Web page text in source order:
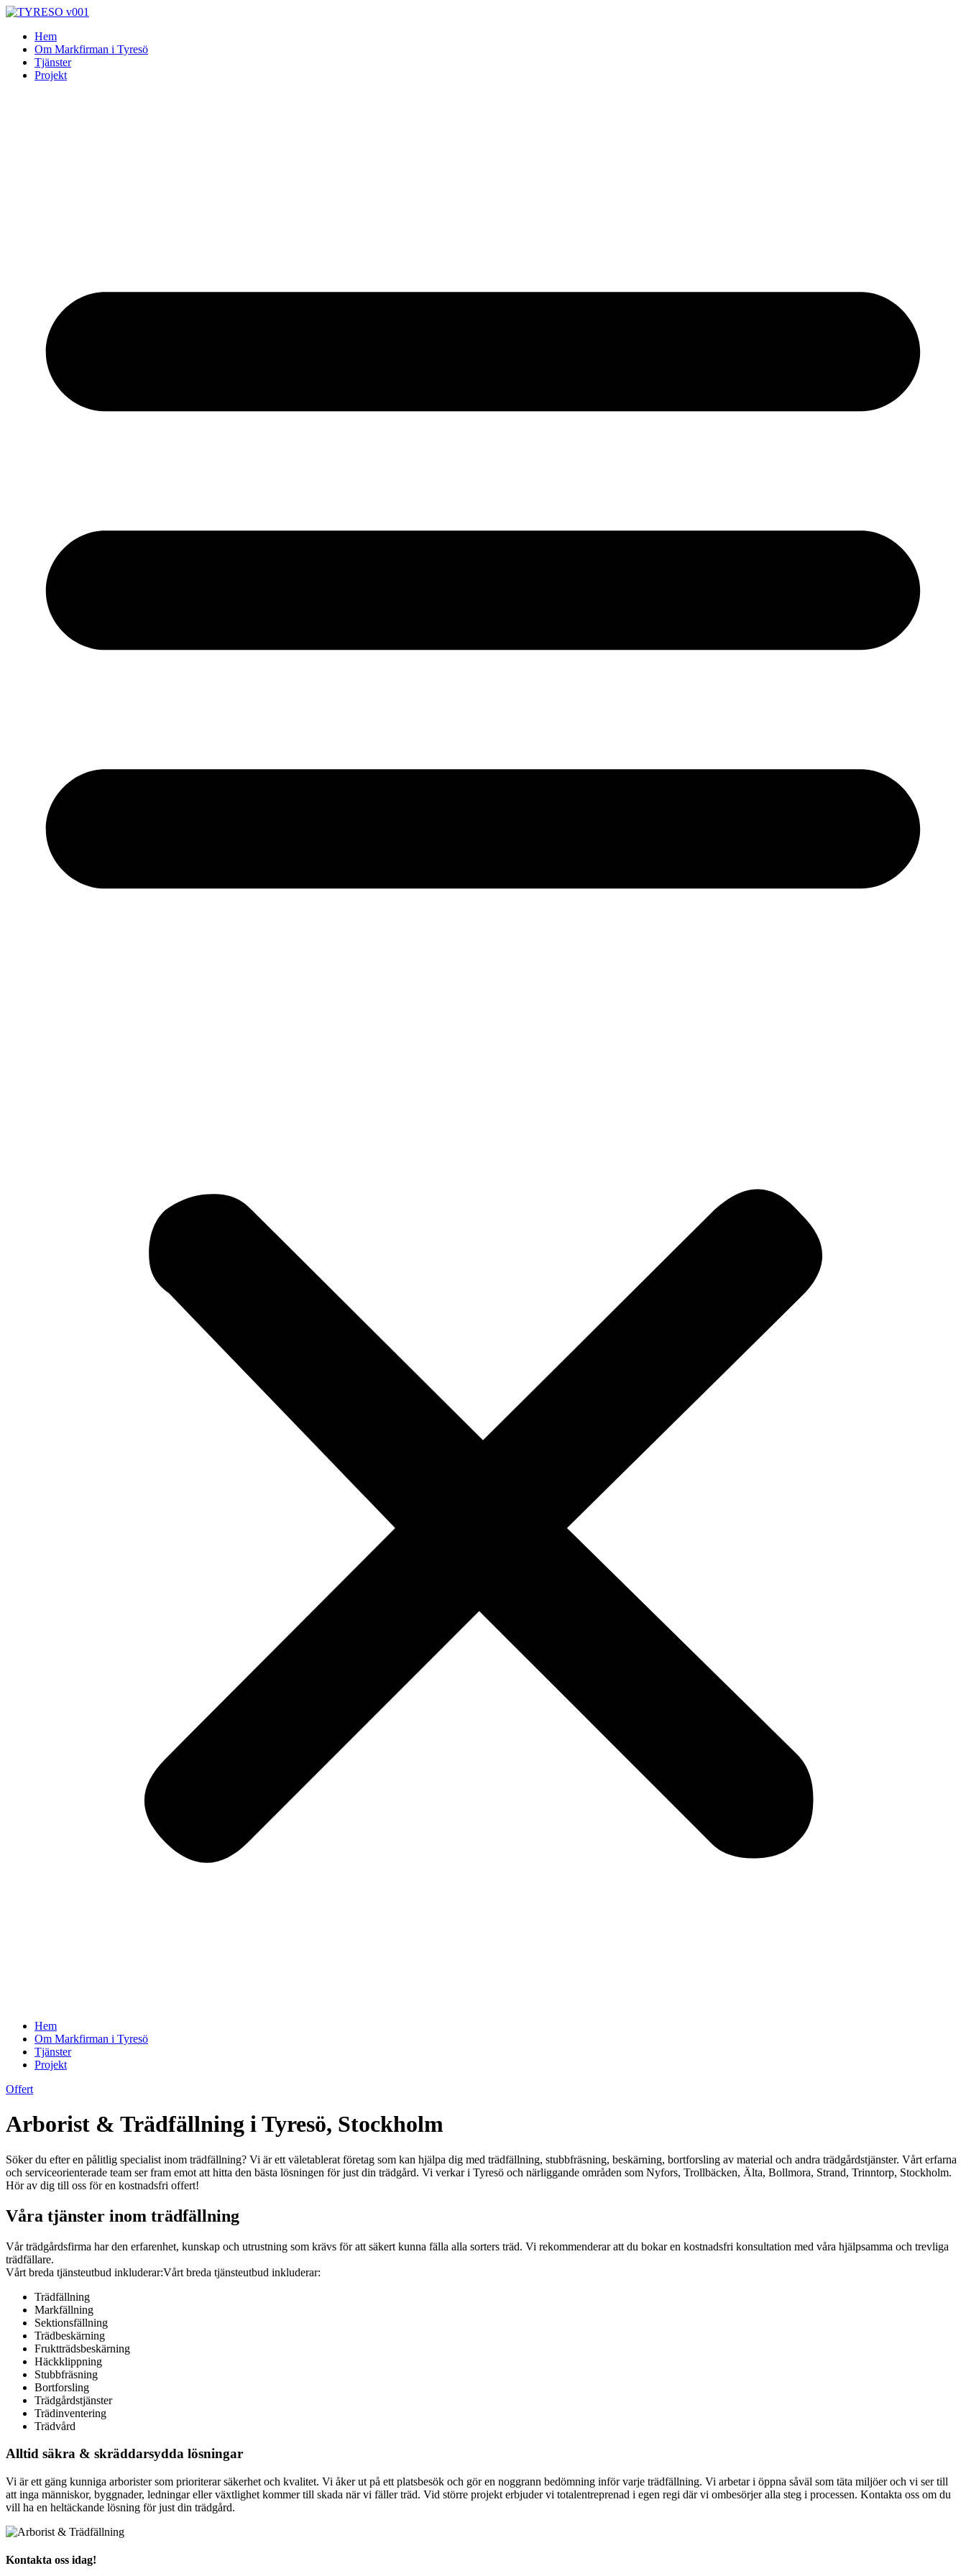
Skip
contentHem
Om Markfirman i Tyresö
Tjänster
Projekt
Hem
Om Markfirman i Tyresö
Tjänster
Projekt
Offert
Arborist & Trädfällning i Tyresö, Stockholm
Söker du efter en pålitlig specialist inom trädfällning? Vi är ett väletablerat företag som kan hjälpa dig med trädfällning, stubbfräsning, beskärning, bortforsling av material och andra trädgårdstjänster. Vårt erfarna
och serviceorienterade team ser fram emot att hitta den bästa lösningen för just din trädgård. Vi verkar i Tyresö och närliggande områden som Nyfors, Trollbäcken, Älta, Bollmora, Strand, Trinntorp, Stockholm.
Hör av dig till oss för en kostnadsfri offert!
Våra tjänster inom trädfällning
Vår trädgårdsfirma har den erfarenhet, kunskap och utrustning som krävs för att säkert kunna fälla alla sorters träd. Vi rekommenderar att du bokar en kostnadsfri konsultation med våra hjälpsamma och trevliga
trädfällare.
Vårt breda tjänsteutbud inkluderar:Vårt breda tjänsteutbud inkluderar:
Trädfällning
Markfällning
Sektionsfällning
Trädbeskärning
Fruktträdsbeskärning
Häckklippning
Stubbfräsning
Bortforsling
Trädgårdstjänster
Trädinventering
Trädvård
Alltid säkra & skräddarsydda lösningar
Vi är ett gäng kunniga arborister som prioriterar säkerhet och kvalitet. Vi åker ut på ett platsbesök och gör en noggrann bedömning inför varje trädfällning. Vi arbetar i öppna såväl som täta miljöer och vi ser till
att inga människor, byggnader, ledningar eller växtlighet kommer till skada när vi fäller träd. Vid större projekt erbjuder vi totalentreprenad i egen regi där vi ombesörjer alla steg i processen. Kontakta oss om du
vill ha en heltäckande lösning för just din trädgård.
Kontakta oss idag!